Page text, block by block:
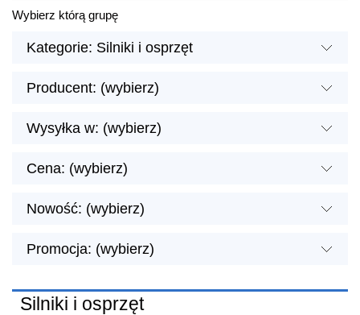
Wybierz którą grupę
Kategorie: Silniki i osprzęt
Producent: (wybierz)
Wysyłka w: (wybierz)
Cena: (wybierz)
Nowość: (wybierz)
Promocja: (wybierz)
Silniki i osprzęt